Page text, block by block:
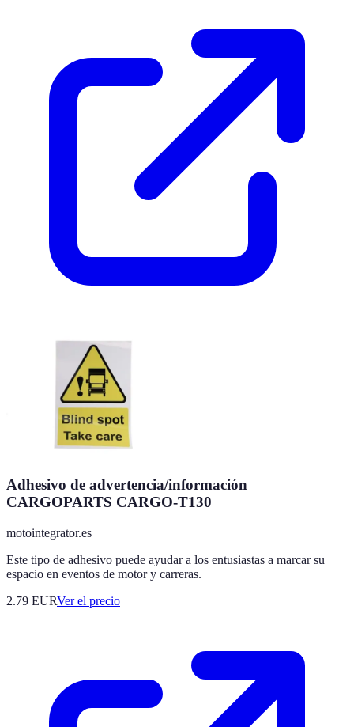
Adhesivo de advertencia/información
CARGOPARTS CARGO-T130
motointegrator.es
Este tipo de adhesivo puede ayudar a los entusiastas a marcar su
espacio en eventos de motor y carreras.
2.79 EURVer el precio